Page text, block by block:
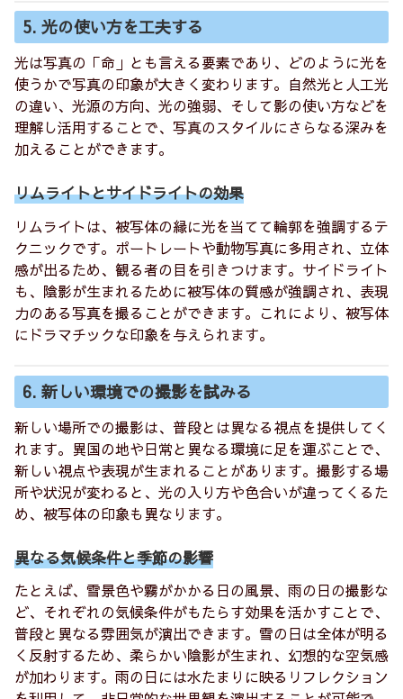
5. 光の使い方を工夫する
光は写真の「命」とも言える要素であり、どのように光を
使うかで写真の印象が大きく変わります。自然光と人工光
の違い、光源の方向、光の強弱、そして影の使い方などを
理解し活用することで、写真のスタイルにさらなる深みを
加えることができます。
リムライトとサイドライトの効果
リムライトは、被写体の縁に光を当てて輪郭を強調するテ
クニックです。ポートレートや動物写真に多用され、立体
感が出るため、観る者の目を引きつけます。サイドライト
も、陰影が生まれるために被写体の質感が強調され、表現
力のある写真を撮ることができます。これにより、被写体
にドラマチックな印象を与えられます。
6. 新しい環境での撮影を試みる
新しい場所での撮影は、普段とは異なる視点を提供してく
れます。異国の地や日常と異なる環境に足を運ぶことで、
新しい視点や表現が生まれることがあります。撮影する場
所や状況が変わると、光の入り方や色合いが違ってくるた
め、被写体の印象も異なります。
異なる気候条件と季節の影響
たとえば、雪景色や霧がかかる日の風景、雨の日の撮影な
ど、それぞれの気候条件がもたらす効果を活かすことで、
普段と異なる雰囲気が演出できます。雪の日は全体が明る
く反射するため、柔らかい陰影が生まれ、幻想的な空気感
が加わります。雨の日には水たまりに映るリフレクション